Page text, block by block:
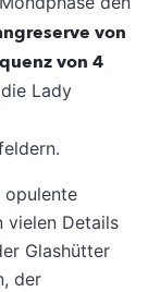
von
von 4
Lady
opulente
vielen Details
Glashütter
der